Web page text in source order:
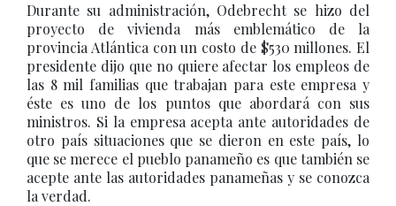
Durante su administración, Odebrecht se hizo del
proyecto de vivienda más emblemático de la
provincia Atlántica con un costo de $530 millones. El
presidente dijo que no quiere afectar los empleos de
las 8 mil familias que trabajan para este empresa y
éste es uno de los puntos que abordará con sus
ministros. Si la empresa acepta ante autoridades de
otro país situaciones que se dieron en este país, lo
que se merece el pueblo panameño es que también se
acepte ante las autoridades panameñas y se conozca
la verdad.